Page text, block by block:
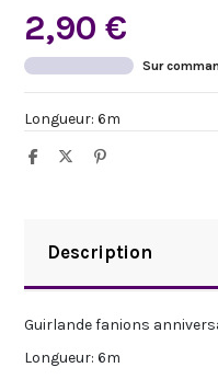
2,90 €
Sur
Longueur: 6m
Description
Guirlande fanions
Longueur: 6m